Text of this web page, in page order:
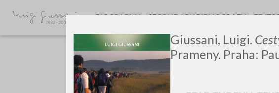
Giussani, Luigi.
Prameny. Praha:
BIOGRAPHY SECONDARY BIBLIOGRAFY